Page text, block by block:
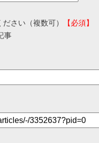
さい（複数可）
【必須】
事